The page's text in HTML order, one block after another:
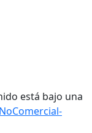
está bajo una